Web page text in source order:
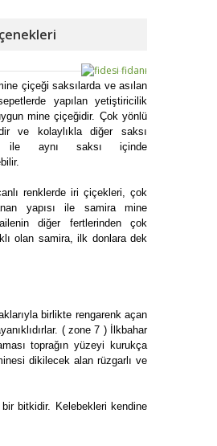
çiçeği saksılarda ve asılan
yapılan yetiştiricilik
mine çiçeğidir. Çok yönlü
ve kolaylıkla diğer saksı
ile aynı saksı içinde
renklerde iri çiçekleri, çok
yapısı ile samira mine
diğer fertlerinden çok
olan samira, ilk donlara dek
birlikte rengarenk açan
( zone 7 ) İlkbahar
toprağın yüzeyi kurukça
dikilecek alan rüzgarlı ve
bitkidir. Kelebekleri kendine